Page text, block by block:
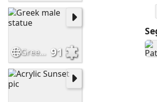
Greek male statue 91